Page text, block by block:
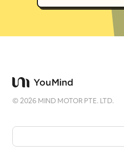
©2026 MIND MOTOR PTE. LTD.